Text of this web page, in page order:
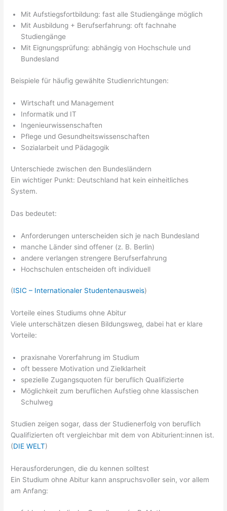
Mit Aufstiegsfortbildung: fast alle Studiengänge möglich
Mit Ausbildung + Berufserfahrung: oft fachnahe
Studiengänge
Mit Eignungsprüfung: abhängig von Hochschule und
Bundesland
Beispiele für häufig gewählte Studienrichtungen:
Wirtschaft und Management
Informatik und IT
Ingenieurwissenschaften
Pflege und Gesundheitswissenschaften
Sozialarbeit und Pädagogik
Unterschiede zwischen den Bundesländern
Ein wichtiger Punkt: Deutschland hat kein einheitliches
System.
Das bedeutet:
Anforderungen unterscheiden sich je nach Bundesland
manche Länder sind offener (z. B. Berlin)
andere verlangen strengere Berufserfahrung
Hochschulen entscheiden oft individuell
(ISIC – Internationaler Studentenausweis)
Vorteile eines Studiums ohne Abitur
Viele unterschätzen diesen Bildungsweg, dabei hat er klare
Vorteile:
praxisnahe Vorerfahrung im Studium
oft bessere Motivation und Zielklarheit
spezielle Zugangsquoten für beruflich Qualifizierte
Möglichkeit zum beruflichen Aufstieg ohne klassischen
Schulweg
Studien zeigen sogar, dass der Studienerfolg von beruflich
Qualifizierten oft vergleichbar mit dem von Abiturient:innen ist.
(DIE WELT)
Herausforderungen, die du kennen solltest
Ein Studium ohne Abitur kann anspruchsvoller sein, vor allem
am Anfang: